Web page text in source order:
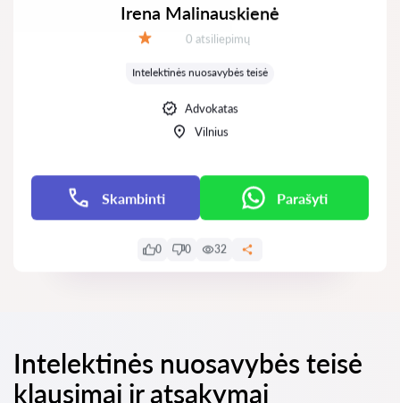
Irena Malinauskienė
Atsiliepimų:
0 atsiliepimų
Intelektinės nuosavybės teisė
Advokatas
Vilnius
Skambinti Parašyti
0 0 32
Intelektinės nuosavybės teisė
klausimai ir atsakymai